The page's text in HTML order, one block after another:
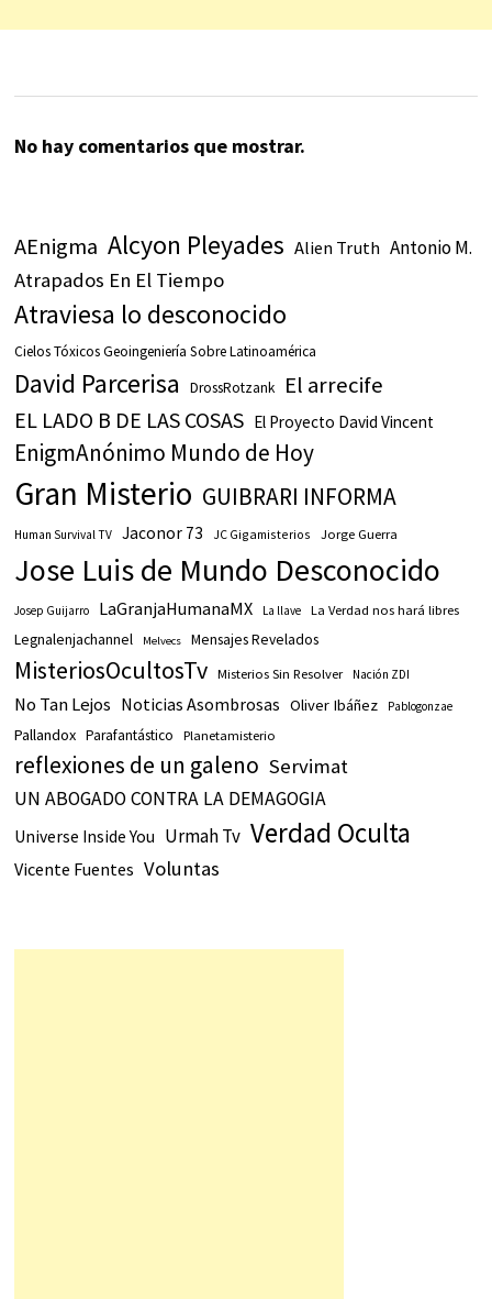
No hay comentarios que mostrar.
AEnigma Alcyon Pleyades Alien Truth Antonio M.
Atrapados En El Tiempo
Atraviesa lo desconocido
Cielos Tóxicos Geoingeniería Sobre Latinoamérica
David Parcerisa DrossRotzank El arrecife
EL LADO B DE LAS COSAS El Proyecto David Vincent
EnigmAnónimo Mundo de Hoy
Gran Misterio GUIBRARI INFORMA
Human Survival TV Jaconor 73 JC Gigamisterios Jorge Guerra
Jose Luis de Mundo Desconocido
Josep Guijarro LaGranjaHumanaMX La llave La Verdad nos hará libres
Legnalenjachannel Melvecs Mensajes Revelados
MisteriosOcultosTv Misterios Sin Resolver Nación ZDI
No Tan Lejos Noticias Asombrosas Oliver Ibáñez Pablogonzae
Pallandox Parafantástico Planetamisterio
reflexiones de un galeno Servimat
UN ABOGADO CONTRA LA DEMAGOGIA
Universe Inside You Urmah Tv Verdad Oculta
Vicente Fuentes Voluntas